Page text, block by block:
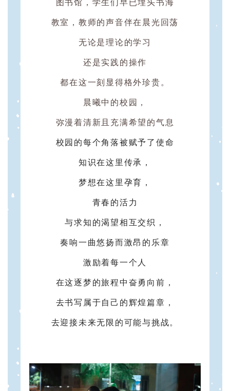
图书馆，学生们早已埋头书海
教室，教师的声音伴在晨光回荡
无论是理论的学习
还是实践的操作
都在这一刻显得格外珍贵。
晨曦中的校园，
弥漫着清新且充满希望的气息
校园的每个角落被赋予了使命
知识在这里传承，
梦想在这里孕育，
青春的活力
与求知的渴望相互交织，
奏响一曲悠扬而激昂的乐章
激励着每一个人
在这逐梦的旅程中奋勇向前，
去书写属于自己的辉煌篇章，
去迎接未来无限的可能与挑战。